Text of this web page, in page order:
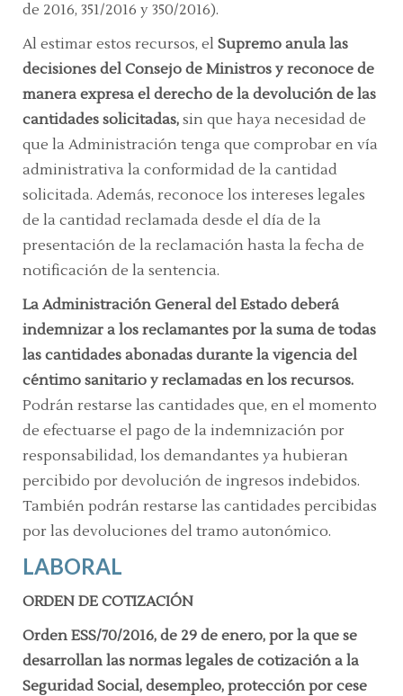
de 2016, 351/2016 y 350/2016).
Al estimar estos recursos, el Supremo anula las
decisiones del Consejo de Ministros y reconoce de
manera expresa el derecho de la devolución de las
cantidades solicitadas, sin que haya necesidad de
que la Administración tenga que comprobar en vía
administrativa la conformidad de la cantidad
solicitada. Además, reconoce los intereses legales
de la cantidad reclamada desde el día de la
presentación de la reclamación hasta la fecha de
notificación de la sentencia.
La Administración General del Estado deberá
indemnizar a los reclamantes por la suma de todas
las cantidades abonadas durante la vigencia del
céntimo sanitario y reclamadas en los recursos.
Podrán restarse las cantidades que, en el momento
de efectuarse el pago de la indemnización por
responsabilidad, los demandantes ya hubieran
percibido por devolución de ingresos indebidos.
También podrán restarse las cantidades percibidas
por las devoluciones del tramo autonómico.
LABORAL
ORDEN DE COTIZACIÓN
Orden ESS/70/2016, de 29 de enero, por la que se
desarrollan las normas legales de cotización a la
Seguridad Social, desempleo, protección por cese